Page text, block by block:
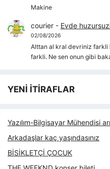
Makine
courier- Evde
02/08/2026
Alttan al kral devriniz farkli
farkli. Ne sen onun gibi
YENİ İTİRAFLAR
Yazılım-Bilgisayar Mühendisi
Arkadaşlar kaç yaşındasınız
BİSİKLETÇİ ÇOCUK